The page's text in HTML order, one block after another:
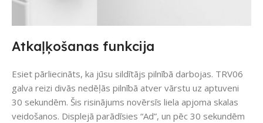
Atkaļķošanas funkcija
Esiet pārliecināts, ka jūsu sildītājs pilnībā darbojas. TRV06
galva reizi divās nedēļās pilnībā atver vārstu uz aptuveni
30 sekundēm. Šis risinājums novērsīs liela apjoma skalas
veidošanos. Displejā parādīsies “Ad”, un pēc 30 sekundēm